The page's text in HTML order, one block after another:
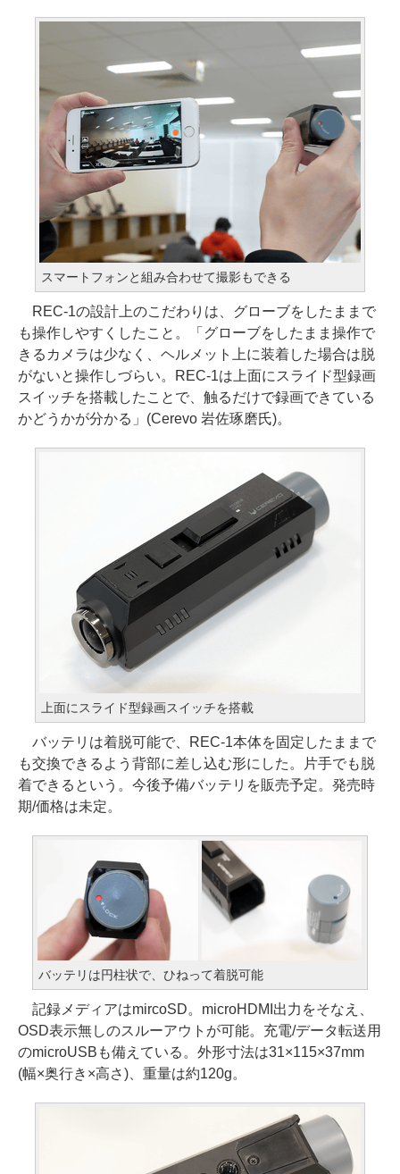
スマートフォンと組み合わせて撮影もできる
REC-1の設計上のこだわりは、グローブをしたままで
も操作しやすくしたこと。「グローブをしたまま操作で
きるカメラは少なく、ヘルメット上に装着した場合は脱
がないと操作しづらい。REC-1は上面にスライド型録画
スイッチを搭載したことで、触るだけで録画できている
かどうかが分かる」(Cerevo 岩佐琢磨氏)。
上面にスライド型録画スイッチを搭載
バッテリは着脱可能で、REC-1本体を固定したままで
も交換できるよう背部に差し込む形にした。片手でも脱
着できるという。今後予備バッテリを販売予定。発売時
期/価格は未定。
バッテリは円柱状で、ひねって着脱可能
記録メディアはmircoSD。microHDMI出力をそなえ、
OSD表示無しのスルーアウトが可能。充電/データ転送用
のmicroUSBも備えている。外形寸法は31×115×37mm
(幅×奥行き×高さ)、重量は約120g。